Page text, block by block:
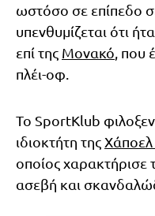
ωστόσο σε επίπεδο
υπενθυμίζεται ότι
επί της Μονακό , που
πλέι-οφ.
Το SportKlub
ιδιοκτήτη τηςΧάποελ
οποίος
ασεβή και